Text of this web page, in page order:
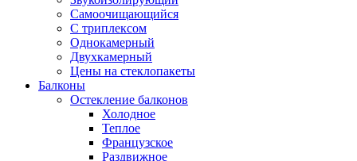
Самоочищающийся
С триплексом
Однокамерный
Двухкамерный
Цены на стеклопакеты
Балконы
Остекление балконов
Холодное
Теплое
Французское
Раздвижное